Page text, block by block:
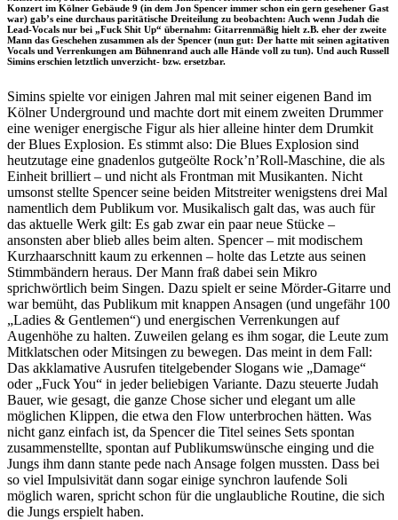
Konzert im Kölner Gebäude 9 (in dem Jon Spencer immer schon ein gern gesehener Gast
war) gab’s eine durchaus paritätische Dreiteilung zu beobachten: Auch wenn Judah die
Lead-Vocals nur bei „Fuck Shit Up“ übernahm: Gitarrenmäßig hielt z.B. eher der zweite
Mann das Geschehen zusammen als der Spencer (nun gut: Der hatte mit seinen agitativen
Vocals und Verrenkungen am Bühnenrand auch alle Hände voll zu tun). Und auch Russell
Simins erschien letztlich unverzicht- bzw. ersetzbar.
Simins spielte vor einigen Jahren mal mit seiner eigenen Band im
Kölner Underground und machte dort mit einem zweiten Drummer
eine weniger energische Figur als hier alleine hinter dem Drumkit
der Blues Explosion. Es stimmt also: Die Blues Explosion sind
heutzutage eine gnadenlos gutgeölte Rock’n’Roll-Maschine, die als
Einheit brilliert – und nicht als Frontman mit Musikanten. Nicht
umsonst stellte Spencer seine beiden Mitstreiter wenigstens drei Mal
namentlich dem Publikum vor. Musikalisch galt das, was auch für
das aktuelle Werk gilt: Es gab zwar ein paar neue Stücke –
ansonsten aber blieb alles beim alten. Spencer – mit modischem
Kurzhaarschnitt kaum zu erkennen – holte das Letzte aus seinen
Stimmbändern heraus. Der Mann fraß dabei sein Mikro
sprichwörtlich beim Singen. Dazu spielt er seine Mörder-Gitarre und
war bemüht, das Publikum mit knappen Ansagen (und ungefähr 100
„Ladies & Gentlemen“) und energischen Verrenkungen auf
Augenhöhe zu halten. Zuweilen gelang es ihm sogar, die Leute zum
Mitklatschen oder Mitsingen zu bewegen. Das meint in dem Fall:
Das akklamative Ausrufen titelgebender Slogans wie „Damage“
oder „Fuck You“ in jeder beliebigen Variante. Dazu steuerte Judah
Bauer, wie gesagt, die ganze Chose sicher und elegant um alle
möglichen Klippen, die etwa den Flow unterbrochen hätten. Was
nicht ganz einfach ist, da Spencer die Titel seines Sets spontan
zusammenstellte, spontan auf Publikumswünsche einging und die
Jungs ihm dann stante pede nach Ansage folgen mussten. Dass bei
so viel Impulsivität dann sogar einige synchron laufende Soli
möglich waren, spricht schon für die unglaubliche Routine, die sich
die Jungs erspielt haben.